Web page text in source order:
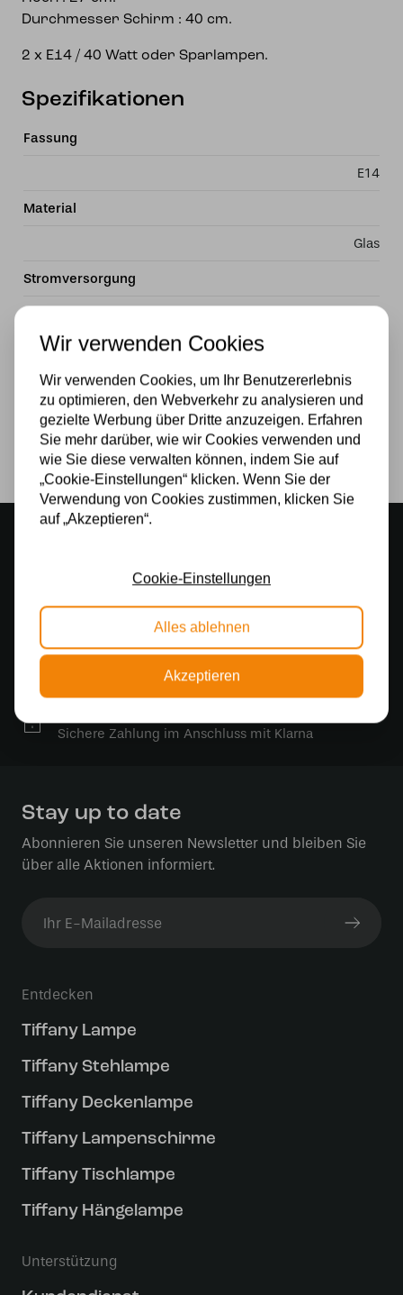
Durchmesser Schirm : 40 cm.
2 x E14 / 40 Watt oder Sparlampen.
Spezifikationen
Fassung
E14
Material
Glas
Stromversorgung
Wattzahl
40W
Lichtquelle
Stimmungsvoller Showroom
Kostenlose Lichtquellen
Die Bestellung umfasst die Lichtquelle
Sichere Zahlung im Anschluss mit Klarna
Stay up to date
Abonnieren Sie unseren Newsletter und bleiben Sie
über alle Aktionen informiert.
Entdecken
Tiffany Lampe
Tiffany Stehlampe
Tiffany Deckenlampe
Tiffany Lampenschirme
Tiffany Tischlampe
Tiffany Hängelampe
Unterstützung
Wir verwenden Cookies
Wir verwenden Cookies, um Ihr Benutzererlebnis
zu optimieren, den Webverkehr zu analysieren und
gezielte Werbung über Dritte anzuzeigen. Erfahren
Sie mehr darüber, wie wir Cookies verwenden und
wie Sie diese verwalten können, indem Sie auf
„Cookie-Einstellungen“ klicken. Wenn Sie der
Verwendung von Cookies zustimmen, klicken Sie
auf „Akzeptieren“.
Cookie-Einstellungen
Alles ablehnen
Akzeptieren